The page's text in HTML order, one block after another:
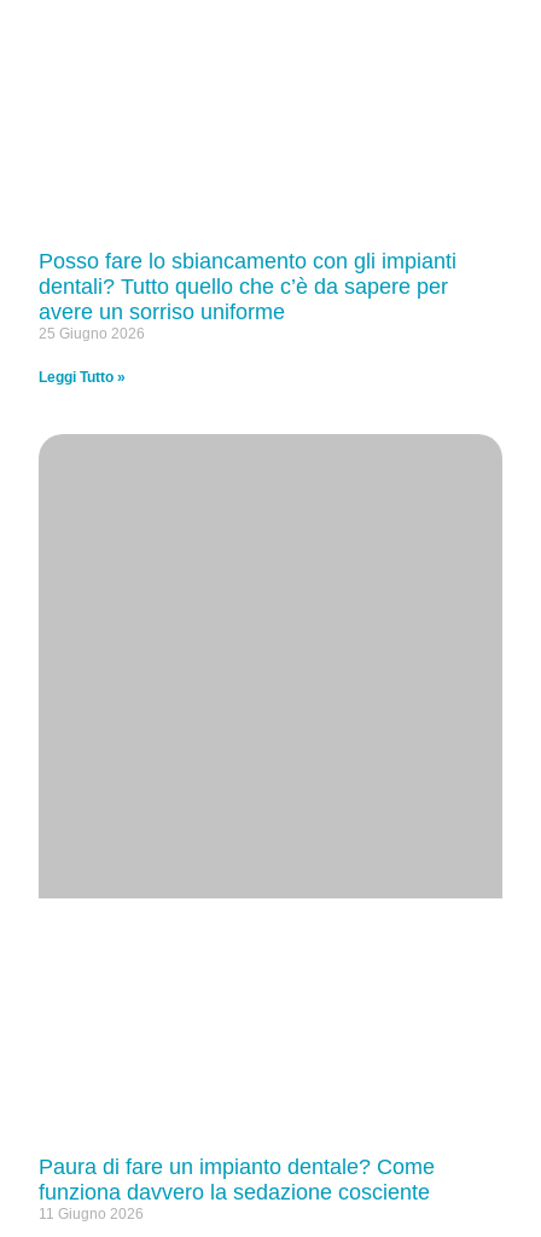
Posso fare lo sbiancamento con gli impianti
dentali? Tutto quello che c’è da sapere per
avere un sorriso uniforme
25 Giugno 2026
Leggi Tutto »
Paura di fare un impianto dentale? Come
funziona davvero la sedazione cosciente
11 Giugno 2026